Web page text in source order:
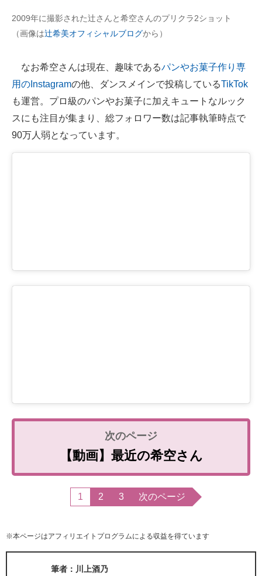
2009年に撮影された辻さんと希空さんのプリクラ2ショット
（画像は辻希美オフィシャルブログから）
なお希空さんは現在、趣味であるパンやお菓子作り専
用のInstagramの他、ダンスメインで投稿しているTikTok
も運営。プロ級のパンやお菓子に加えキュートなルック
スにも注目が集まり、総フォロワー数は記事執筆時点で
90万人弱となっています。
【動画】最近の希空さん
1 2 3 次のページ
※本ページはアフィリエイトプログラムによる収益を得ています
筆者：川上酒乃